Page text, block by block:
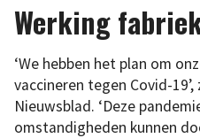
Werking
‘We hebben het plan om
vaccineren tegen Covid-
Nieuwsblad. ‘Deze
omstandigheden kunnen